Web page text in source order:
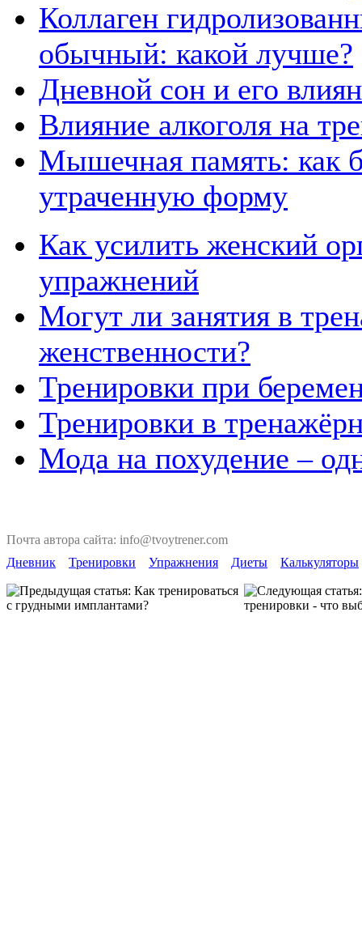
Коллаген
обычный: какой лучше?
Дневной сон и его
Влияние алкоголя на
Мышечная память: как
утраченную форму
Как усилить женский
упражнений
Могут ли занятия в
женственности?
Тренировки при
Тренировки в
Мода на похудение –
Почта автора сайта: info@tvoytrener.com
Дневник
Тренировки Упражнения Диеты Калькуляторы